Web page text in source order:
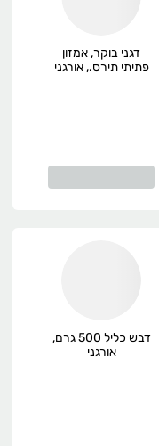
דגני בוקר, אמזון
פתיתי תירס., אורגני
דבש כליל 500 גרם,
אורגני